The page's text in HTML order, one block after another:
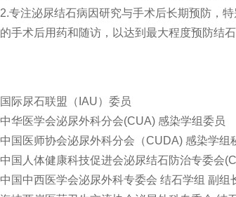
2.专注泌尿结石病因研究与手术后长期预防，
的手术后用药和随访，以达到最大程度预防结石
国际尿石联盟（IAU）委员
中华医学会泌尿外科分会(CUA) 感染学组委员
中国医师协会泌尿外科分会（CUDA) 感染学组
中国人体健康科技促进会泌尿结石防治专委会
中国中西医学会泌尿外科专委会 结石学组 副组